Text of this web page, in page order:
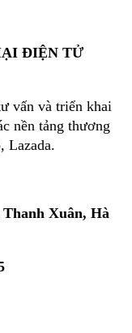
ĐIỆN TỬ
vấn và triển khai
nền tảng thương
Lazada.
Xuân, Hà